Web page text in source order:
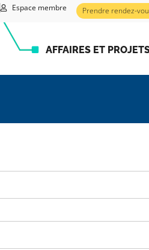
Espace membre Prendre rendez-
AFFAIRES ET